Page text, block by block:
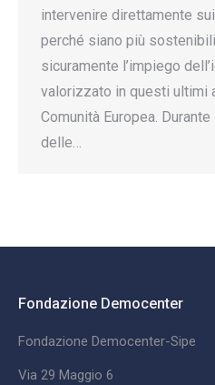
intervenire direttamente
perché siano più
sicuramente l’impiego
valorizzato in questi ultimi
Comunità Europea.
delle…
Fondazione Democenter
Fondazione Democenter-Sipe
Via 29 Maggio 6